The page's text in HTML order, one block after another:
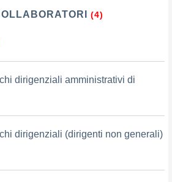
(4)
dirigenziali amministrativi di
dirigenziali (dirigenti non generali)